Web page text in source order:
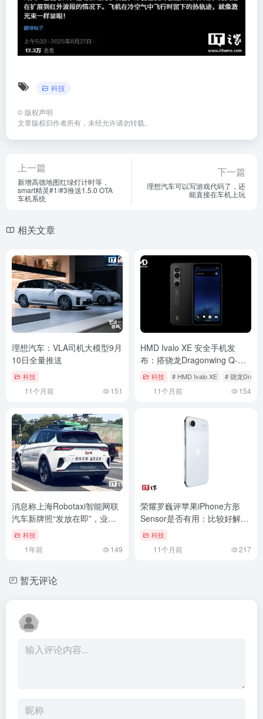
科技
© 版权声明
文章版权归作者所有，未经允许请勿转载。
上一篇
新增高德地图红绿灯计时等，
smart精灵#1/#3推送1.5.0 OTA
车机系统
下一篇
理想汽车可以写游戏代码了，还
能直接在车机上玩
相关文章
理想汽车：VLA司机大模型9月
10日全量推送
科技
11个月前 151
HMD Ivalo XE 安全手机发
布：搭骁龙Dragonwing Q-
6690处理器
科技 # HMD Ivalo XE # 骁龙
11个月前 154
消息称上海Robotaxi智能网联
汽车新牌照“发放在即”，业界
人士回应称“概率很大”
科技
1年前 149
荣耀罗巍评苹果iPhone方形
Sensor是否有用：比较好解决
直播横竖屏，对DCut等模组小
科技
11个月前 217
暂无评论